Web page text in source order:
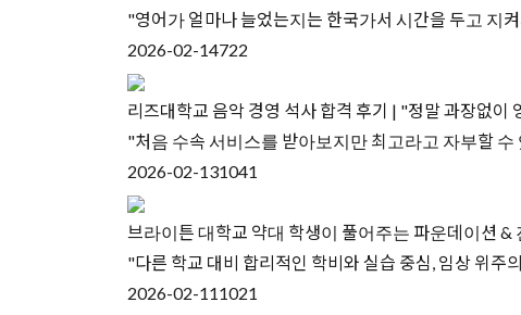
"영어가 얼마나 늘었는지는 한국가서 시간을 두고 지
2026-02-14722
리즈대학교 음악 경영 석사 합격 후기 | "정말 과장없
"처음 수속 서비스를 받아보지만 최고라고 자부할 수
2026-02-131041
브라이튼 대학교 약대 학생이 풀어주는 파운데이션 &
"다른 학교 대비 합리적인 학비와 실습 중심, 임상 위주
2026-02-111021